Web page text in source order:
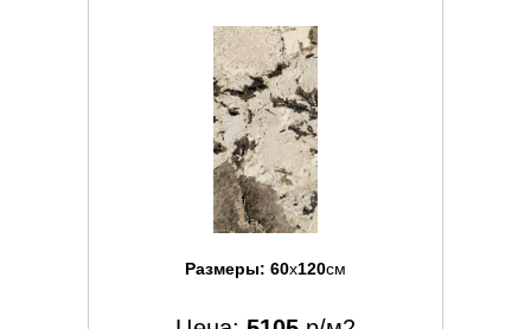
Размеры: 60x120см